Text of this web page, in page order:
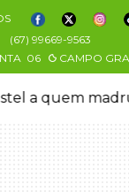
(67) 99669-9563
06 CAMPO
a quem